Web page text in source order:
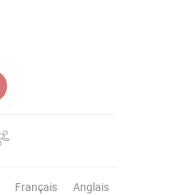
Français Anglais